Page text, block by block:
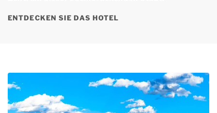
ENTDECKEN SIE DAS HOTEL